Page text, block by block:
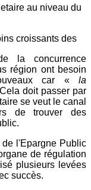
au niveau du
croissants des
la concurrence
région ont besoin
car « la
doit passer par
se veut le canal
de trouver des
l'Epargne Public
de régulation
plusieurs levées
succès.